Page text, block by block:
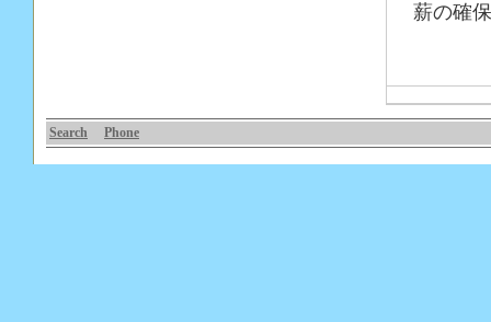
薪の確
Search Phone